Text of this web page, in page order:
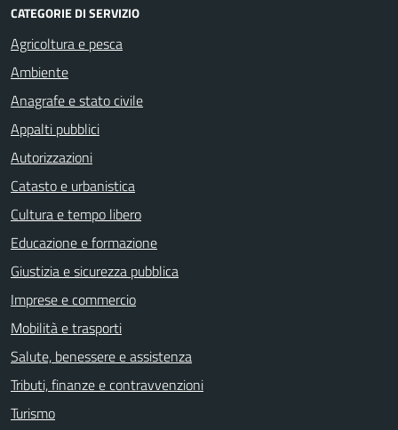
CATEGORIE DI SERVIZIO
Agricoltura e pesca
Ambiente
Anagrafe e stato civile
Appalti pubblici
Autorizzazioni
Catasto e urbanistica
Cultura e tempo libero
Educazione e formazione
Giustizia e sicurezza pubblica
Imprese e commercio
Mobilità e trasporti
Salute, benessere e assistenza
Tributi, finanze e contravvenzioni
Turismo